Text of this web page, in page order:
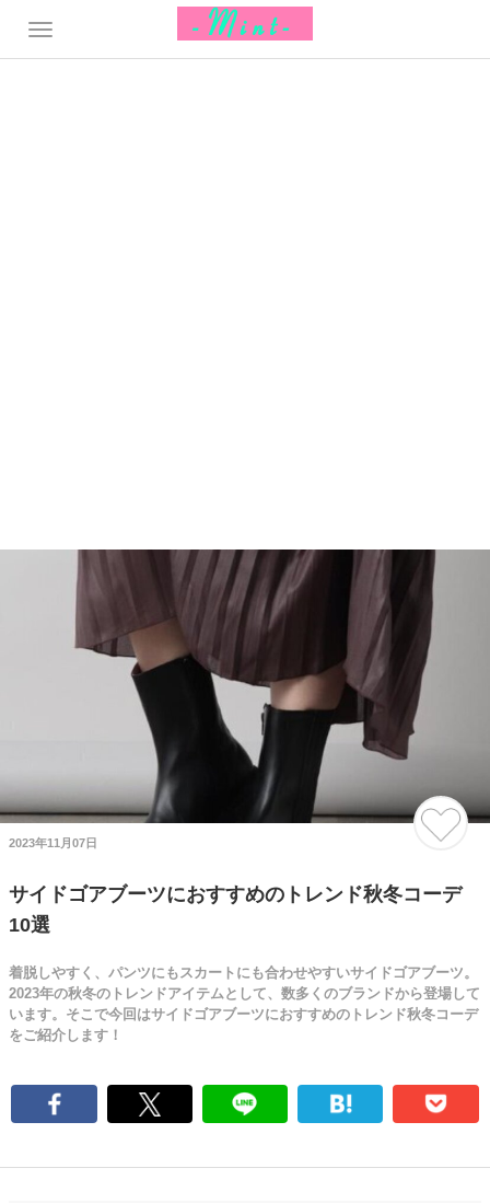
2023年11月07日
サイドゴアブーツにおすすめのトレンド秋冬コーデ
10選
着脱しやすく、パンツにもスカートにも合わせやすいサイドゴアブーツ。
2023年の秋冬のトレンドアイテムとして、数多くのブランドから登場して
います。そこで今回はサイドゴアブーツにおすすめのトレンド秋冬コーデ
をご紹介します！